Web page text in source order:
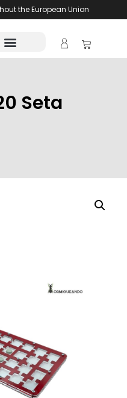
the European Union
Seta